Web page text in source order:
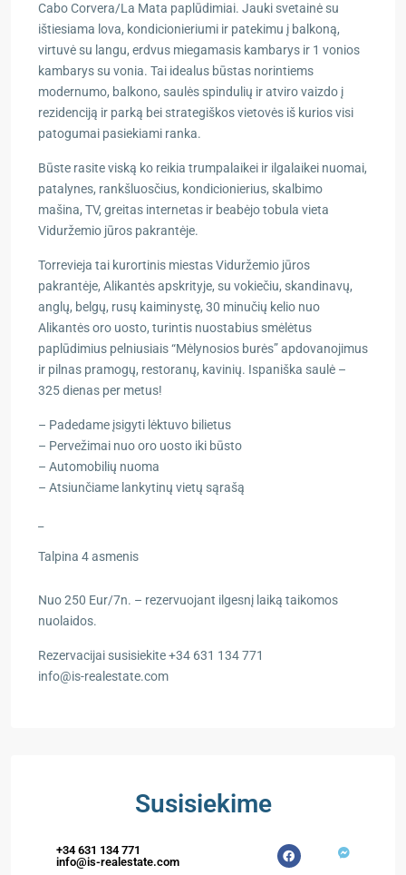
Cabo Corvera/La Mata paplūdimiai. Jauki svetainė su
ištiesiama lova, kondicionieriumi ir patekimu į balkoną,
virtuvė su langu, erdvus miegamasis kambarys ir 1 vonios
kambarys su vonia. Tai idealus būstas norintiems
modernumo, balkono, saulės spindulių ir atviro vaizdo į
rezidenciją ir parką bei strategiškos vietovės iš kurios visi
patogumai pasiekiami ranka.
Būste rasite viską ko reikia trumpalaikei ir ilgalaikei nuomai,
patalynes, rankšluosčius, kondicionierius, skalbimo
mašina, TV, greitas internetas ir beabėjo tobula vieta
Viduržemio jūros pakrantėje.
Torrevieja tai kurortinis miestas Viduržemio jūros
pakrantėje, Alikantės apskrityje, su vokiečiu, skandinavų,
anglų, belgų, rusų kaiminystę, 30 minučių kelio nuo
Alikantės oro uosto, turintis nuostabius smėlėtus
paplūdimius pelniusiais “Mėlynosios burės” apdovanojimus
ir pilnas pramogų, restoranų, kavinių. Ispaniška saulė –
325 dienas per metus!
– Padedame įsigyti lėktuvo bilietus
– Pervežimai nuo oro uosto iki būsto
– Automobilių nuoma
– Atsiunčiame lankytinų vietų sąrašą
Talpina 4 asmenis
Nuo 250 Eur/7n. – rezervuojant ilgesnį laiką taikomos
nuolaidos.
Rezervacijai susisiekite +34 631 134 771
info@is-realestate.com
Susisiekime
+34 631 134 771
info@is-realestate.com